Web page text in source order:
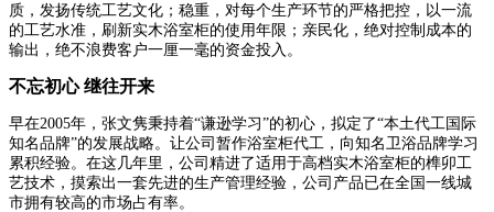
质，发扬传统工艺文化；稳重，对每个生产环节的严格把控，以一流
的工艺水准，刷新实木浴室柜的使用年限；亲民化，绝对控制成本的
输出，绝不浪费客户一厘一毫的资金投入。
不忘初心 继往开来
早在2005年，张文隽秉持着“谦逊学习”的初心，拟定了“本土代工国际
知名品牌”的发展战略。让公司暂作浴室柜代工，向知名卫浴品牌学习
累积经验。在这几年里，公司精进了适用于高档实木浴室柜的榫卯工
艺技术，摸索出一套先进的生产管理经验，公司产品已在全国一线城
市拥有较高的市场占有率。